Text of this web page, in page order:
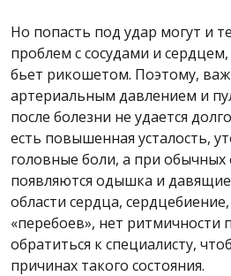
Но попасть под удар могут и
проблем с сосудами и
бьет рикошетом. Поэтому,
артериальным давлением и
после болезни не удается
есть повышенная усталость,
головные боли, а при обычных
появляются одышка и
области сердца,
«перебоев», нет ритмичности
обратиться к специалисту,
причинах такого состояния.